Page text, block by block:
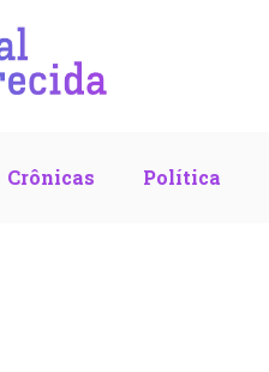
Crônicas Política